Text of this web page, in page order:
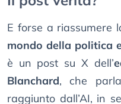
E forse a riassumere
mondo della politica
è un post su X dell’
Blanchard, che
raggiunto dall’AI, in